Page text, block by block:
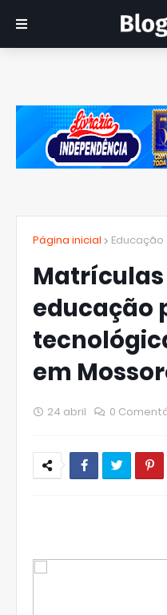
Página inicial Educação
educação
em
24 abril 0